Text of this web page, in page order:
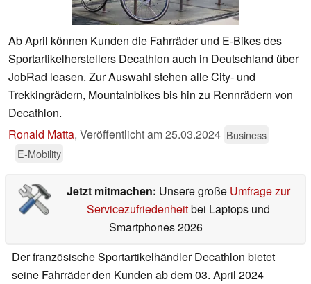
Ab April können Kunden die Fahrräder und E-Bikes des
Sportartikelherstellers Decathlon auch in Deutschland über
JobRad leasen. Zur Auswahl stehen alle City- und
Trekkingrädern, Mountainbikes bis hin zu Rennrädern von
Decathlon.
Ronald Matta, Veröffentlicht am25.03.2024 Business
E-Mobility
Jetzt mitmachen: Unsere große Umfrage zur
Servicezufriedenheitbei Laptops und
Smartphones 2026
Der französische Sportartikelhändler Decathlon bietet
seine Fahrräder den Kunden ab dem 03. April 2024